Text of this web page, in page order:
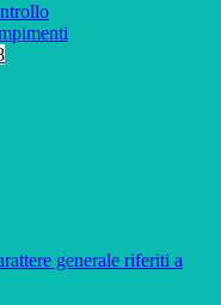
generale riferiti a